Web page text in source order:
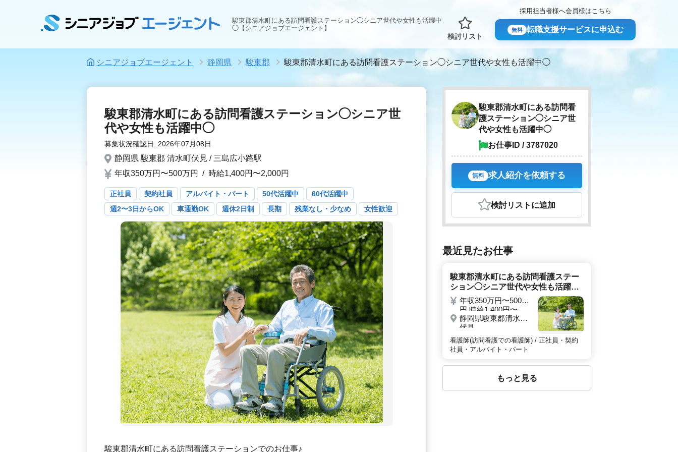
駿東郡清水町にある訪問看護ステーション◯シニア世代や女性も活躍中
◯【シニアジョブエージェント】
検討リスト
採用担当者様へ会員様はこちら
無料 転職支援サービスに申込む
シニアジョブエージェント 静岡県 駿東郡 駿東郡清水町にある訪問看護ステーション◯シニア世代や女性も活躍中◯
駿東郡清水町にある訪問看護ステーション◯シニア世
代や女性も活躍中◯
募集状況確認日: 2026年07月08日
静岡県 駿東郡 清水町伏見 / 三島広小路駅
年収350万円〜500万円
/ 時給1,400円〜2,000円
正社員 契約社員 アルバイト・パート 50代活躍中
60代活躍中
週2〜3日からOK
車通勤OK 週休2日制 長期 残業なし・少なめ 女性歓迎
駿東郡清水町にある訪問看護ステーションでのお仕事♪
駿東郡清水町にある訪問看
護ステーション◯シニア世
代や女性も活躍中◯
お仕事ID / 3787020
無料 求人紹介を依頼する
検討リスト に追加
最近見たお仕事
駿東郡清水町にある訪問看護ステー
ション◯シニア世代や女性も活躍中
◯ 年収350万円〜500万
円 時給1,400円〜
2,000円
静岡県駿東郡清水町
伏見
看護師(訪問看護での看護師) / 正社員・契約
社員・アルバイト・パート
もっと見る